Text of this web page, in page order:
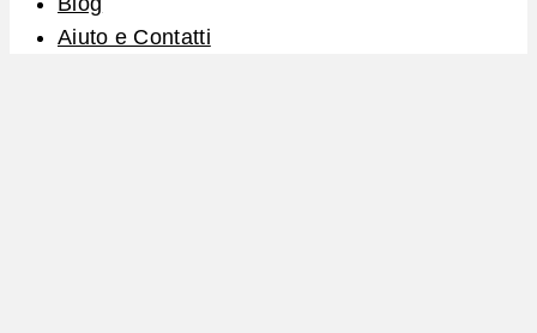
Aiuto e Contatti